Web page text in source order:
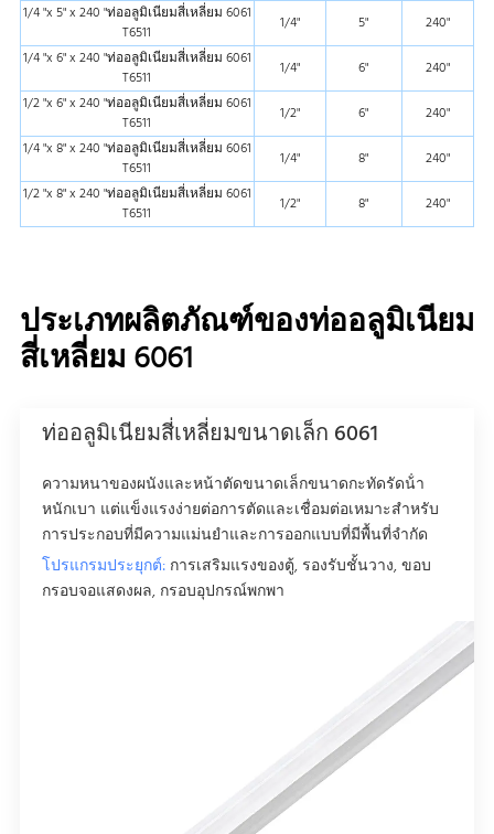
สี่เหลี่ยม
1/4" x 5" x 240" 6061 T6 ท่ออลูมิเนียม
สี่เหลี่ยม
1/4" 5"
240"
1/4 "x 6" x 240" 6061 T6 ท่ออลูมิเนียม
สี่เหลี่ยม
1/4" 6"
240"
1/4" x 8" x 240" 6061 T6 ท่ออลูมิเนียม
สี่เหลี่ยม
1/4" 8"
240"
1/4" x 10" x 240" 6061 T6 ท่ออลูมิเนียม
สี่เหลี่ยม
1/4" 10"
240"
5/16" x 4" x 240" 6061 T6 ท่ออลูมิเนียม
5/16" 4"
240"
5/16" x 8" x 240" 6061 T6 ท่อสี่เหลี่ยมอลูมิ
เนียม
5/16" 8"
240"
5/16" x 10" x 240" 6061 T6 ท่ออลูมิเนียม
สี่เหลี่ยม
3/8" x 4" x 240" 6061 T6 ท่ออลูมิเนียม
3/8 "x 6" x 240" 6061 T6 ท่ออลูมิเนียม
สี่เหลี่ยม
3/8" 6"
240"
3/8" x 8" x 240" 6061 T6 ท่ออลูมิเนียม
สี่เหลี่ยม
3/8" 8"
240"
3/8 "x 10" x 240 "6061 T6 ท่ออลูมิเนียม
สี่เหลี่ยม
3/8"
240"
8"
5/8"
1/4 "x 5" x 240 "ท่ออลูมิเนียมสี่เหลี่ยม 6061
T6511
1/4" 5"
240"
1/4 "x 6" x 240 "ท่ออลูมิเนียมสี่เหลี่ยม 6061
T6511
1/4" 6"
240"
1/2 "x 6" x 240 "ท่ออลูมิเนียมสี่เหลี่ยม 6061
T6511
1/2" 6"
240"
1/4 "x 8" x 240 "ท่ออลูมิเนียมสี่เหลี่ยม 6061
T6511
1/4" 8"
240"
1/2 "x 8" x 240 "ท่ออลูมิเนียมสี่เหลี่ยม 6061
T6511
1/2" 8" 240"
ประเภทผลิตภัณฑ์ของท่ออลูมิเนียม
สี่เหลี่ยม 6061
ท่ออลูมิเนียมสี่เหลี่ยมขนาดเล็ก 6061
ความหนาของผนังและหน้าตัดขนาดเล็กขนาดกะทัดรัดน้ํา
หนักเบา แต่แข็งแรงง่ายต่อการตัดและเชื่อมต่อเหมาะสําหรับ
การประกอบที่มีความแม่นยําและการออกแบบที่มีพื้นที่จํากัด
โปรแกรมประยุกต์:การเสริมแรงของตู้, รองรับชั้นวาง, ขอบ
กรอบจอแสดงผล, กรอบอุปกรณ์พกพา